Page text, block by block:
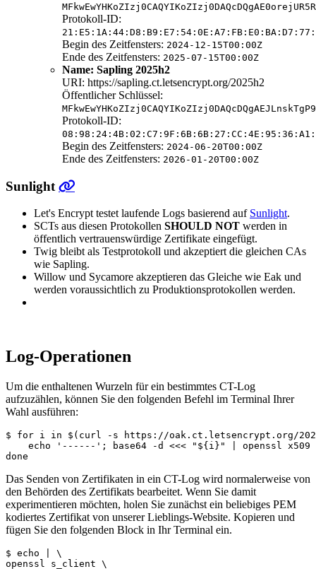
Protokoll-ID:
Begin des Zeitfensters: 2024-12-15T00:00Z
Ende des Zeitfensters: 2025-07-15T00:00Z
Name: Sapling 2025h2
URI: https://sapling.ct.letsencrypt.org/2025h2
Öffentlicher Schlüssel:
Protokoll-ID:
Begin des Zeitfensters: 2024-06-20T00:00Z
Ende des Zeitfensters: 2026-01-20T00:00Z
Sunlight
Let's Encrypt testet laufende Logs basierend auf Sunlight.
SCTs aus diesen Protokollen SHOULD NOT werden in
öffentlich vertrauenswürdige Zertifikate eingefügt.
Twig bleibt als Testprotokoll und akzeptiert die gleichen CAs
wie Sapling.
Willow und Sycamore akzeptieren das Gleiche wie Eak und
werden voraussichtlich zu Produktionsprotokollen werden.
Log-Operationen
Um die enthaltenen Wurzeln für ein bestimmtes CT-Log
aufzuzählen, können Sie den folgenden Befehl im Terminal Ihrer
Wahl ausführen:
$ for i in $(curl -s https://oak.ct.letsencrypt.org/
echo '------'; base64 -d <<< "${i}" | openssl
Das Senden von Zertifikaten in ein CT-Log wird normalerweise von
den Behörden des Zertifikats bearbeitet. Wenn Sie damit
experimentieren möchten, holen Sie zunächst ein beliebiges PEM
kodiertes Zertifikat von unserer Lieblings-Website. Kopieren und
fügen Sie den folgenden Block in Ihr Terminal ein.
$ echo | \
openssl s_client \